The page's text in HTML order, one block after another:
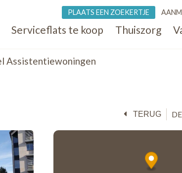
Serviceflats te koop Thuiszorg
PLAATS EEN ZOEKERTJE
Assistentiewoningen
TERUG